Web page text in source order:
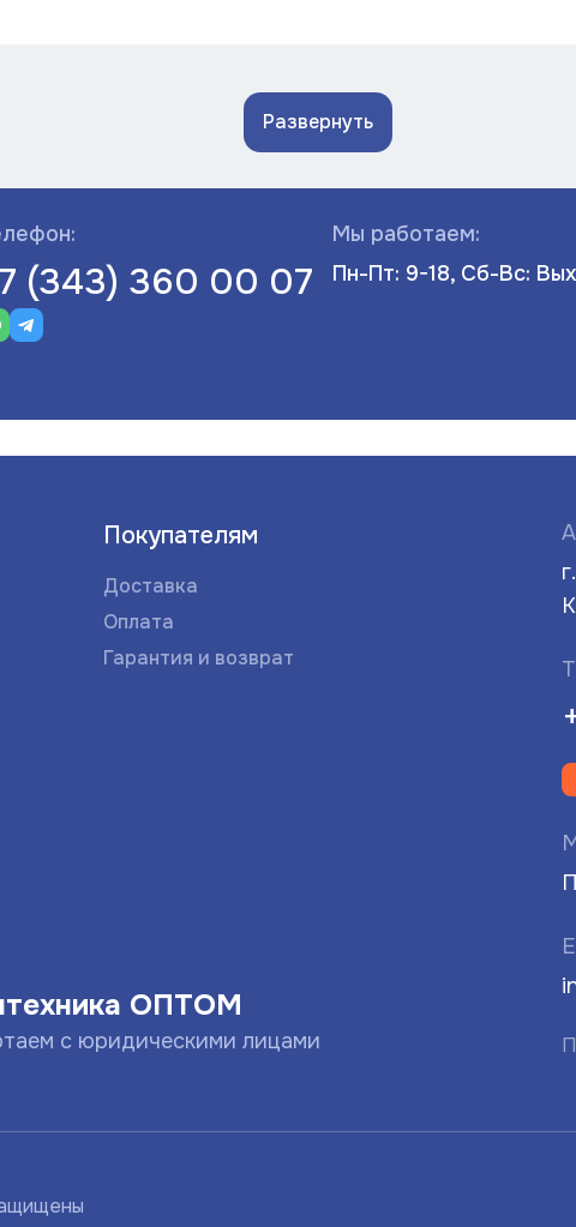
Развернуть
(343) 360 00 07
Мы работаем:
Пн-Пт: 9-18, Сб-Вс: Вых
ОПТОМ
с юридическими лицами
Покупателям
Доставка
Оплата
Гарантия и возврат